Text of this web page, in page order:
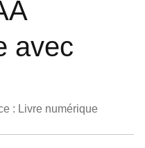
avec
: Livre numérique